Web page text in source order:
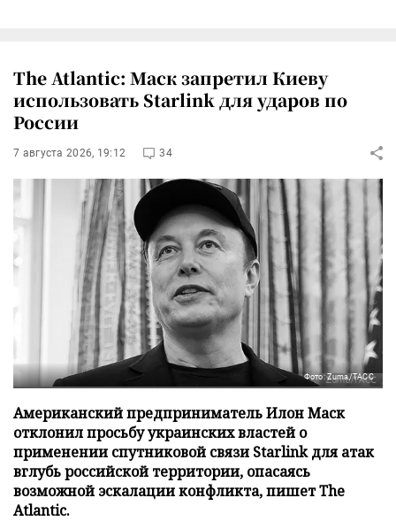
The Atlantic: Маск запретил Киеву
использовать Starlink для ударов по
России
7 августа 2026, 19:12 34
Фото: Zuma/ТАСС
Американский предприниматель Илон Маск
отклонил просьбу украинских властей о
применении спутниковой связи Starlink для атак
вглубь российской территории, опасаясь
возможной эскалации конфликта, пишет The
Atlantic.